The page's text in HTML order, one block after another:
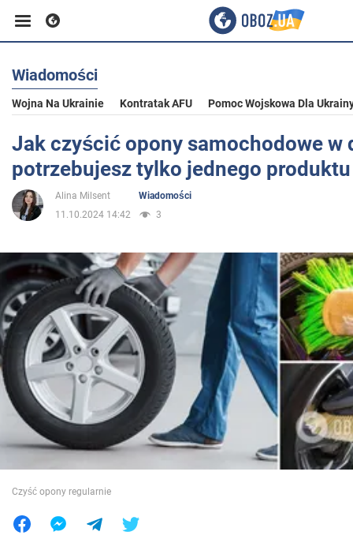
Biznes
Sport
Rozrywka
Polityka
Społeczeństwo
Wojna na Ukrainie
Świat
Jedzenie
Wiadomości
Wojna Na Ukrainie Kontratak AFU Pomoc Wojskowa Dla
Jak czyścić opony samochodowe w
potrzebujesz tylko jednego produktu
Alina Milsent
Wiadomości
11.10.2024 14:42
3
Czyść opony regularnie